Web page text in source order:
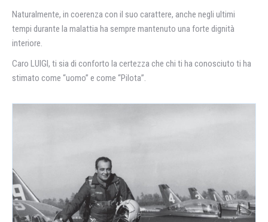
Naturalmente, in coerenza con il suo carattere, anche negli ultimi
tempi durante la malattia ha sempre mantenuto una forte dignità
interiore.
Caro LUIGI, ti sia di conforto la certezza che chi ti ha conosciuto ti ha
stimato come “uomo” e come “Pilota”.